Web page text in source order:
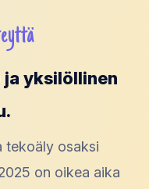
yksilöllinen
tekoäly osaksi
on oikea aika